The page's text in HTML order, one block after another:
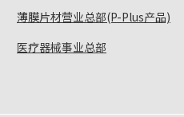
薄膜片材营业总部(P-Plus产品)
医疗器械事业总部